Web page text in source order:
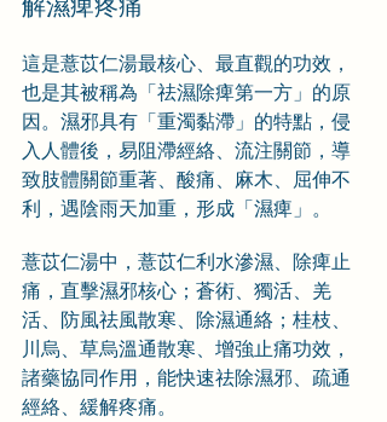
解濕痺疼痛
這是薏苡仁湯最核心、最直觀的功效，
也是其被稱為「祛濕除痺第一方」的原
因。濕邪具有「重濁黏滯」的特點，侵
入人體後，易阻滯經絡、流注關節，導
致肢體關節重著、酸痛、麻木、屈伸不
利，遇陰雨天加重，形成「濕痺」。
薏苡仁湯中，薏苡仁利水滲濕、除痺止
痛，直擊濕邪核心；蒼術、獨活、羌
活、防風祛風散寒、除濕通絡；桂枝、
川烏、草烏溫通散寒、增強止痛功效，
諸藥協同作用，能快速祛除濕邪、疏通
經絡、緩解疼痛。